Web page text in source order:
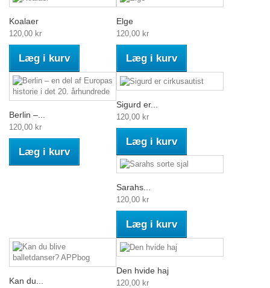
Koalaer
120,00 kr
Læg i kurv
Elge
120,00 kr
Læg i kurv
Berlin –...
120,00 kr
Læg i kurv
Sigurd er...
120,00 kr
Læg i kurv
Sarahs...
120,00 kr
Læg i kurv
Kan du...
Den hvide haj
120,00 kr